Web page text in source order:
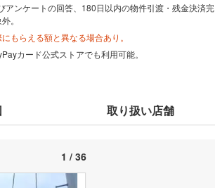
ンケートの回答、180日以内の物件引渡・残金決済完
。
もらえる額と異なる場合あり。
カード公式ストアでも利用可能。
取り扱い店舗
1 / 36